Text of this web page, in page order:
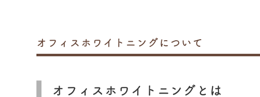
オフィスホワイトニングについて
オフィスホワイトニングとは